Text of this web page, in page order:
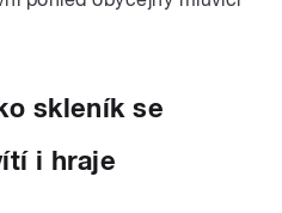
skleník se
i hraje